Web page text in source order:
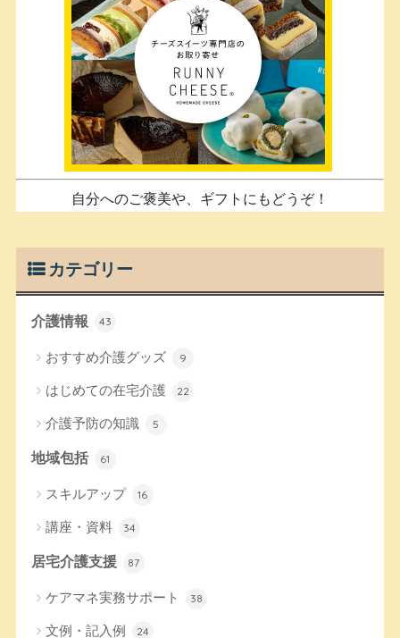
自分へのご褒美や、ギフトにもどうぞ！
カテゴリー
介護情報 43
おすすめ介護グッズ 9
はじめての在宅介護 22
介護予防の知識 5
地域包括 61
スキルアップ 16
講座・資料 34
居宅介護支援 87
ケアマネ実務サポート 38
文例・記入例 24